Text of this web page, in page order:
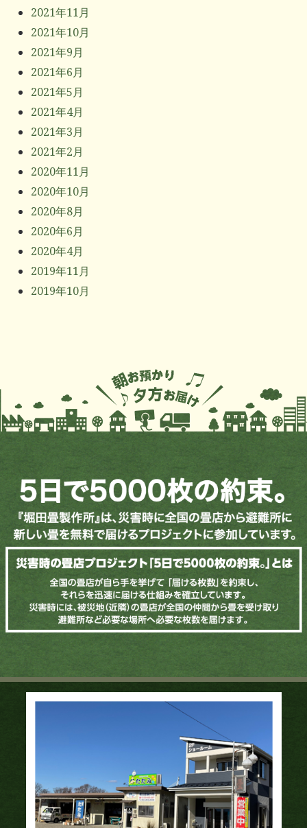
2021年11月
2021年10月
2021年9月
2021年6月
2021年5月
2021年4月
2021年3月
2021年2月
2020年11月
2020年10月
2020年8月
2020年6月
2020年4月
2019年11月
2019年10月